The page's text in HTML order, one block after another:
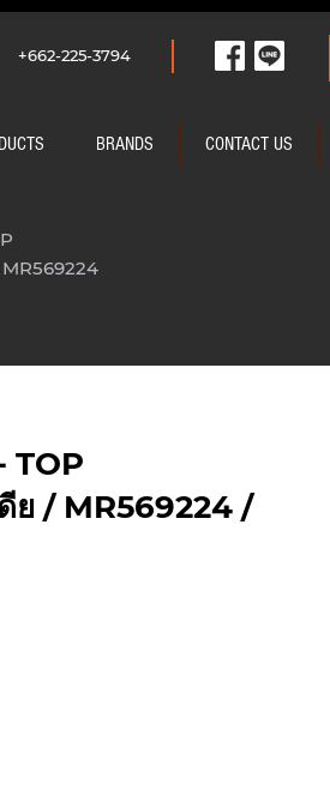
+662-225-3794
BRANDS CONTACT US
TOP
ย / MR569224 /